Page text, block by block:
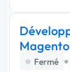
Fermé